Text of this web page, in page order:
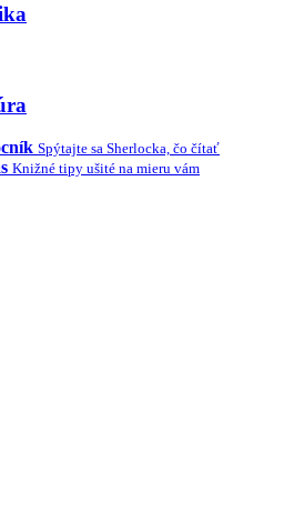
Spýtajte sa Sherlocka, čo čítať
Knižné tipy ušité na mieru vám